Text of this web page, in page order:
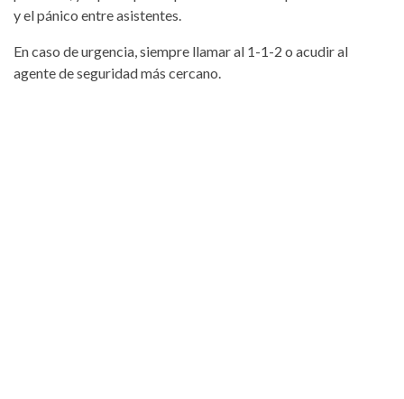
y el pánico entre asistentes.
En caso de urgencia, siempre llamar al 1-1-2 o acudir al
agente de seguridad más cercano.